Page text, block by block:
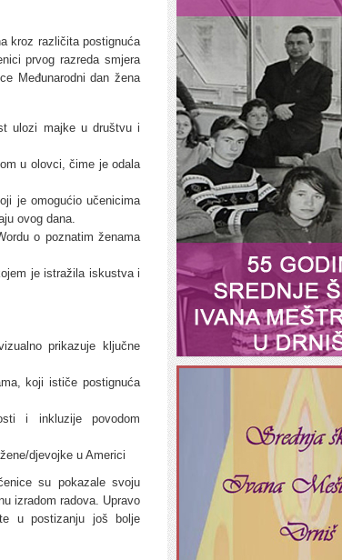
kroz različita postignuća
prvog razreda smjera
Međunarodni dan žena
ulozi majke u društvu i
u olovci, čime je odala
je omogućio učenicima
ovog dana.
o poznatim ženama
je istražila iskustva i
prikazuje ključne
koji ističe postignuća
i inkluzije povodom
djevojke u Americi
su pokazale svoju
izradom radova. Upravo
u postizanju još bolje